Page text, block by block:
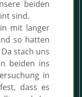
beiden
sind.
mit langer
so hatten
stach uns
beiden ins
in
dass es